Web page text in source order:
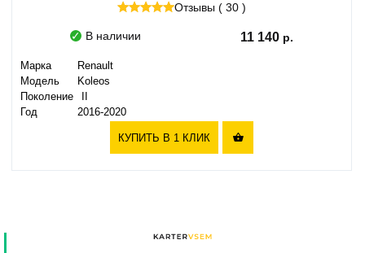
Отзывы ( 30 )
В наличии 11 140
Марка
Renault
Модель
Koleos
Поколение
Год
2016-2020
КУПИТЬ В 1 КЛИК 